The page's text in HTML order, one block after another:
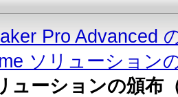
Pro Advanced
ソリューション
ューションの頒布